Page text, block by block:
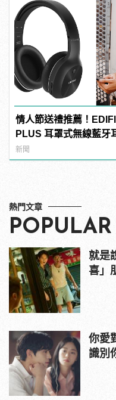
情人節送禮推薦！
PLUS 耳罩式無線藍牙
傾訴甜言蜜語
新聞
熱門文章
POPULAR
就是
喜」
你愛
識別